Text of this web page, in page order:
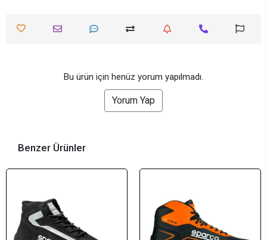
Bu ürün için henüz yorum yapılmadı.
Yorum Yap
Benzer Ürünler